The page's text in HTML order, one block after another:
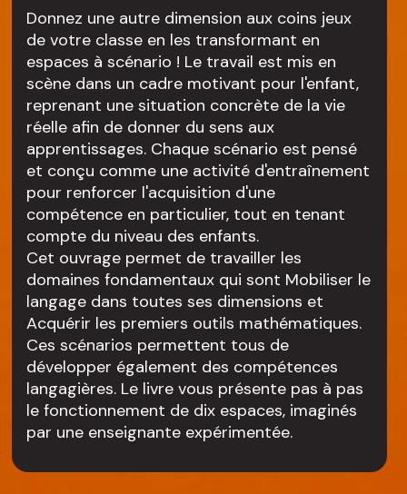
Donnez une autre dimension aux coins jeux
de votre classe en les transformant en
espaces à scénario ! Le travail est mis en
scène dans un cadre motivant pour l'enfant,
reprenant une situation concrète de la vie
réelle afin de donner du sens aux
apprentissages. Chaque scénario est pensé
et conçu comme une activité d'entraînement
pour renforcer l'acquisition d'une
compétence en particulier, tout en tenant
compte du niveau des enfants.
Cet ouvrage permet de travailler les
domaines fondamentaux qui sont Mobiliser le
langage dans toutes ses dimensions et
Acquérir les premiers outils mathématiques.
Ces scénarios permettent tous de
développer également des compétences
langagières. Le livre vous présente pas à pas
le fonctionnement de dix espaces, imaginés
par une enseignante expérimentée.